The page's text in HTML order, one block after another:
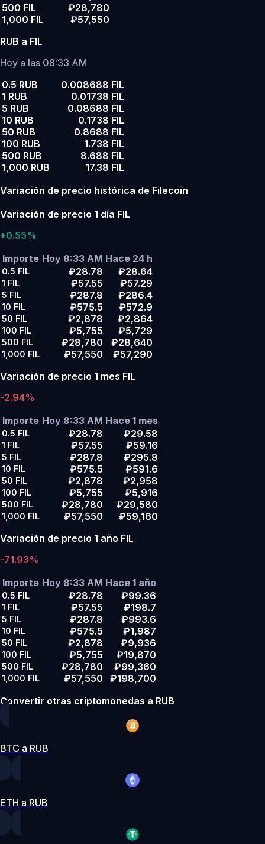
500 FIL
₽28,780
1,000 FIL
₽57,550
RUB a FIL
Hoy a las 08:33 AM
0.5 RUB
0.008688 FIL
1 RUB
0.01738 FIL
5 RUB
0.08688 FIL
10 RUB
0.1738 FIL
50 RUB
0.8688 FIL
100 RUB
1.738 FIL
500 RUB
8.688 FIL
1,000 RUB
17.38 FIL
Variación de precio histórica de Filecoin
Variación de precio 1 día FIL
+0.55%
Importe Hoy 8:33 AM Hace 24 h
0.5 FIL ₽28.78 ₽28.64
1 FIL ₽57.55 ₽57.29
5 FIL ₽287.8 ₽286.4
10 FIL ₽575.5 ₽572.9
50 FIL ₽2,878 ₽2,864
100 FIL ₽5,755 ₽5,729
500 FIL ₽28,780 ₽28,640
1,000 FIL ₽57,550
₽57,290
Variación de precio 1 mes FIL
-2.94%
Importe Hoy 8:33 AM Hace 1 mes
0.5 FIL ₽28.78 ₽29.58
1 FIL ₽57.55 ₽59.16
5 FIL ₽287.8 ₽295.8
10 FIL ₽575.5 ₽591.6
50 FIL ₽2,878 ₽2,958
100 FIL ₽5,755 ₽5,916
500 FIL ₽28,780 ₽29,580
1,000 FIL ₽57,550
₽59,160
Variación de precio 1 año FIL
-71.93%
Importe Hoy 8:33 AM Hace 1 año
0.5 FIL ₽28.78 ₽99.36
1 FIL ₽57.55 ₽198.7
5 FIL ₽287.8 ₽993.6
10 FIL ₽575.5 ₽1,987
50 FIL ₽2,878 ₽9,936
100 FIL ₽5,755 ₽19,870
500 FIL ₽28,780 ₽99,360
1,000 FIL ₽57,550
₽198,700
Convertir otras criptomonedas a RUB
BTC a RUB
ETH a RUB